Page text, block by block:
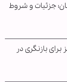
جزئیات و شروط
بازنگری در